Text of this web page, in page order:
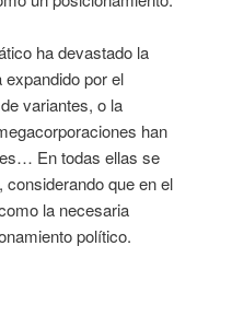
ha devastado la
por el
variantes, o la
han
En todas ellas se
que en el
la necesaria
político.